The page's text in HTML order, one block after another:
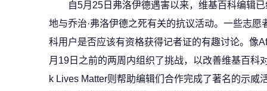
自5月25日弗洛伊德遇害以来，维基百科编辑
地与乔治·弗洛伊德之死有关的抗议活动。一些志
科用户是否应该有资格获得记者证的有趣讨论。像
月19日之前的两周内组织了挑战，以改善维基百科
k Lives Matter则帮助编辑们合作完成了著名的示威